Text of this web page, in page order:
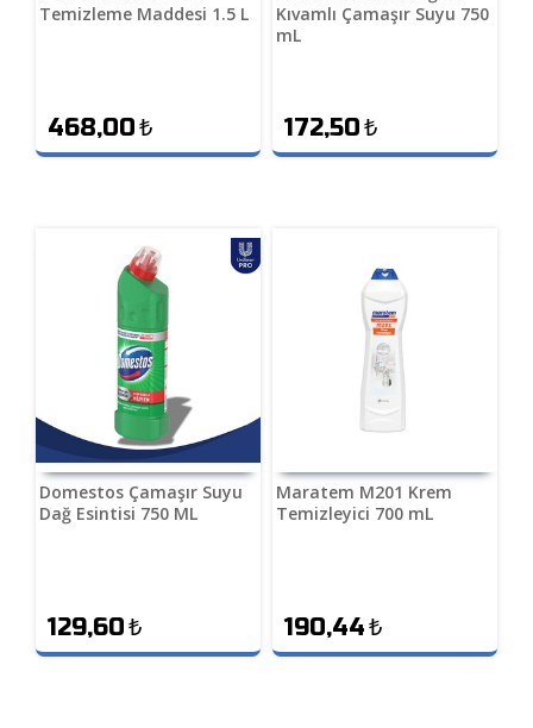
Temizleme Maddesi 1.5 L
468,00₺
Kıvamlı Çamaşır Suyu 750
mL
172,50₺
Domestos Çamaşır Suyu
Dağ Esintisi 750 ML
129,60₺
Maratem M201 Krem
Temizleyici 700 mL
190,44₺